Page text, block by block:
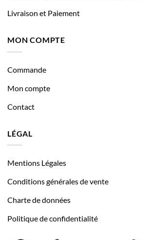
Livraison et Paiement
MON COMPTE
Commande
Mon compte
Contact
LÉGAL
Mentions Légales
Conditions générales de vente
Charte de données
Politique de confidentialité